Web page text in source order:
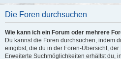
Die Foren durchsuchen
Wie kann ich ein Forum oder mehrere
Du kannst die Foren durchsuchen, indem
eingibst, die du in der Foren-Übersicht,
Erweiterte Suchmöglichkeiten erhältst du,